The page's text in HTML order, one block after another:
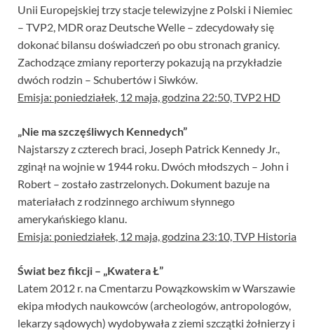
Unii Europejskiej trzy stacje telewizyjne z Polski i Niemiec
– TVP2, MDR oraz Deutsche Welle – zdecydowały się
dokonać bilansu doświadczeń po obu stronach granicy.
Zachodzące zmiany reporterzy pokazują na przykładzie
dwóch rodzin – Schubertów i Siwków.
Emisja: poniedziałek, 12 maja, godzina 22:50, TVP2 HD
„Nie ma szczęśliwych Kennedych”
Najstarszy z czterech braci, Joseph Patrick Kennedy Jr.,
zginął na wojnie w 1944 roku. Dwóch młodszych – John i
Robert – zostało zastrzelonych. Dokument bazuje na
materiałach z rodzinnego archiwum słynnego
amerykańskiego klanu.
Emisja: poniedziałek, 12 maja, godzina 23:10, TVP Historia
Świat bez fikcji – „Kwatera Ł”
Latem 2012 r. na Cmentarzu Powązkowskim w Warszawie
ekipa młodych naukowców (archeologów, antropologów,
lekarzy sądowych) wydobywała z ziemi szczątki żołnierzy i